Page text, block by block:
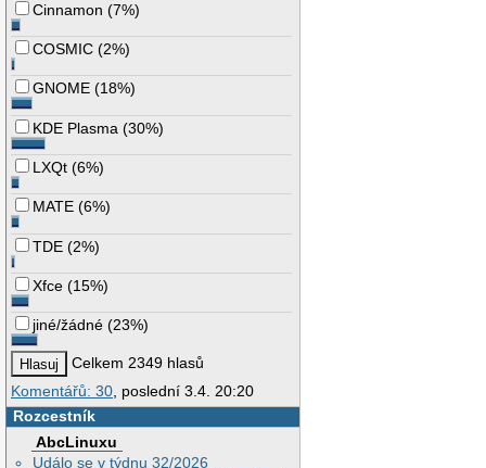
Cinnamon (7%)
COSMIC (2%)
GNOME (18%)
KDE Plasma (30%)
LXQt (6%)
MATE (6%)
TDE (2%)
Xfce (15%)
jiné/žádné (23%)
Celkem 2349 hlasů
Komentářů: 30 , poslední 3.4. 20:20
Rozcestník
AbcLinuxu
Událo se v týdnu 32/2026